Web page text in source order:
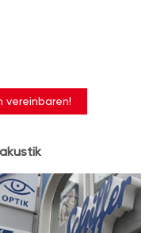
vereinbaren!